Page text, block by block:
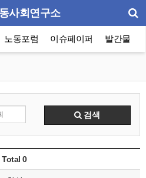
사회연구소
노동포럼 이슈페이퍼 발간물
검색
Total 0